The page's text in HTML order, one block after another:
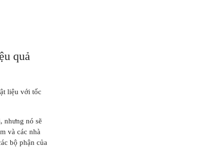
quả
liệu với tốc
nhưng nó sẽ
và các nhà
bộ phận của